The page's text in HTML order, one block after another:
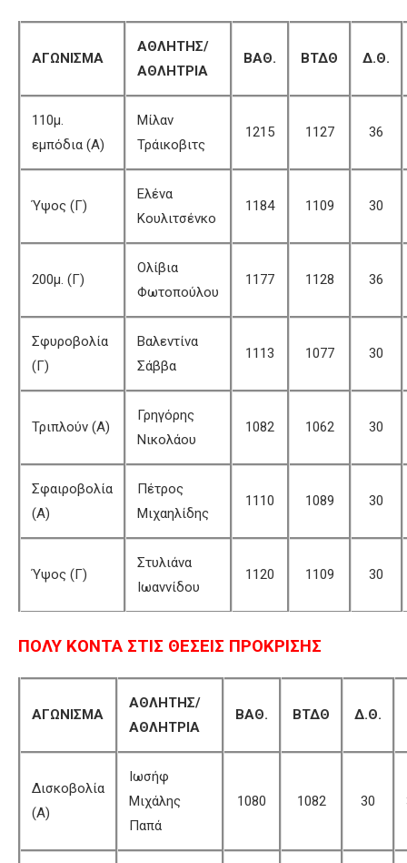
ΑΓΩΝΙΣΜΑ
ΑΘΛΗΤΗΣ/
ΑΘΛΗΤΡΙΑ
ΒΑΘ. ΒΤΔΘ Δ.Θ.
110μ.
εμπόδια (Α)
Μίλαν
Τράικοβιτς
1215 1127 36
Ύψος (Γ)
Ελένα
Κουλιτσένκο
1184 1109 30
200μ. (Γ)
Ολίβια
Φωτοπούλου
1177 1128 36
Σφυροβολία
(Γ)
Βαλεντίνα
Σάββα
1113 1077 30
Τριπλούν (Α)
Γρηγόρης
Νικολάου
1082 1062 30
Σφαιροβολία
(Α)
Πέτρος
Μιχαηλίδης
1110 1089 30
Ύψος (Γ)
Στυλιάνα
Ιωαννίδου
1120 1109 30
ΠΟΛΥ ΚΟΝΤΑ ΣΤΙΣ ΘΕΣΕΙΣ ΠΡΟΚΡΙΣΗΣ
ΑΓΩΝΙΣΜΑ
ΑΘΛΗΤΗΣ/
ΑΘΛΗΤΡΙΑ
ΒΑΘ. ΒΤΔΘ Δ.Θ.
Δισκοβολία
(Α)
Ιωσήφ
Μιχάλης
Παπά
1080 1082 30